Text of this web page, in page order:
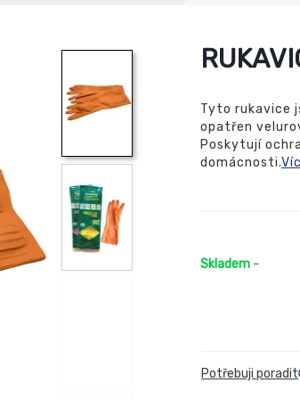
Tyto rukavice
opatřen
Poskytují
domácnosti.
Skladem -
Potřebuji poradit